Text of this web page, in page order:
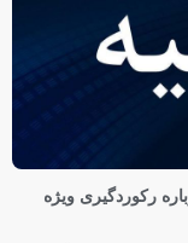
رکوردگیری ویژه